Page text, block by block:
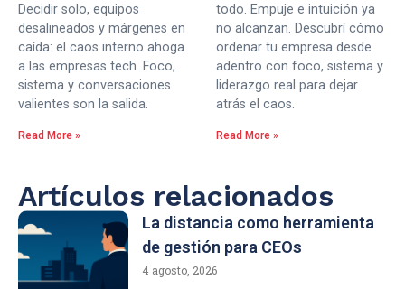
Decidir solo, equipos
desalineados y márgenes en
caída: el caos interno ahoga
a las empresas tech. Foco,
sistema y conversaciones
valientes son la salida.
Read More »
todo. Empuje e intuición ya
no alcanzan. Descubrí cómo
ordenar tu empresa desde
adentro con foco, sistema y
liderazgo real para dejar
atrás el caos.
Read More »
Artículos relacionados
La distancia como herramienta
de gestión para CEOs
4 agosto, 2026